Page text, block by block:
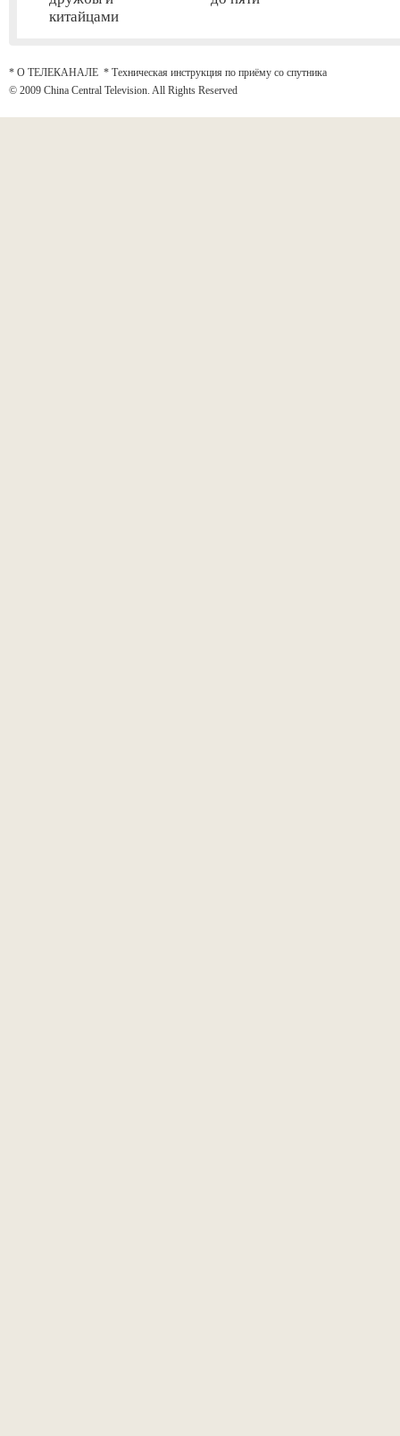
китайцами
* О ТЕЛЕКАНАЛЕ * Техническая инструкция по приёму со спутника
© 2009 China Central Television. All Rights Reserved